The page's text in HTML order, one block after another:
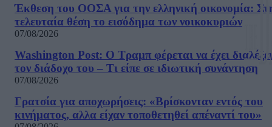
Έκθεση του ΟΟΣΑ για την ελληνική οικονομία:
τελευταία θέση το εισόδημα των νοικοκυριών
07/08/2026
Washington Post: Ο Τραμπ φέρεται να έχει διαλέξει
τον διάδοχο του – Τι είπε σε ιδιωτική συνάντηση
07/08/2026
Γρατσία για αποχωρήσεις: «Bρίσκονταν εντός του
κινήματος, αλλα είχαν τοποθετηθεί απέναντί του»